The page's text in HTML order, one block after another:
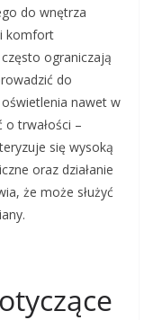
do wnętrza
komfort
ograniczają
do
nawet w
trwałości –
się wysoką
oraz działanie
że może służyć